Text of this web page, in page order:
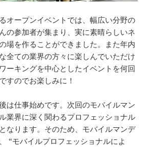
オープンイベントでは、幅広い分野の
の参加者が集まり、実に素晴らしいネ
場を作ることができました。また年内
全ての業界の方々に楽しんでいただけ
ーキングを中心としたイベントを何回
すのでお楽しみに！
は仕事始めです。次回のモバイルマン
業界に深く関わるプロフェッショナル
なります。そのため、モバイルマンデ
“モバイルプロフェッショナルによ